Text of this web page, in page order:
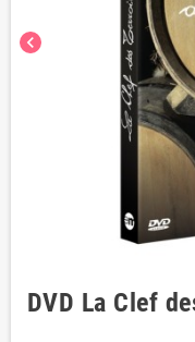
chevron_left
DVD La Clef